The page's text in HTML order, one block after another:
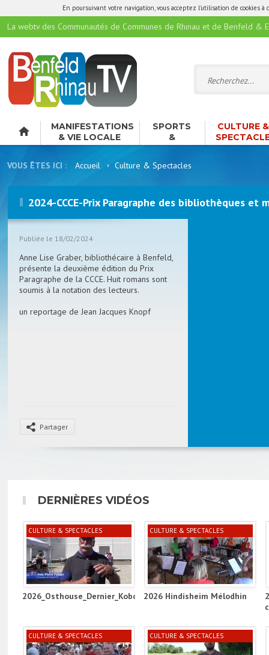
En poursuivant votre navigation, vous acceptez l'utilisation de cookies
La webtv des Communautés de Communes de Rhinau et de Benfeld &
MANIFESTATIONS
& VIE LOCALE
SPORTS
&
LOISIRS
CULTURE &
VOUS ÊTES ICI : Accueil Culture & Spectacles
2024-CCCE-Prix Paragraphe des bibliothèques et
Publiée le 18/02/2024
Anne Lise Graber, bibliothécaire à Benfeld,
présente la deuxième édition du Prix
Paragraphe de la CCCE. Huit romans sont
soumis à la notation des lecteurs.
un reportage de Jean Jacques Knopf
Partager
DERNIÈRES VIDÉOS
CULTURE & SPECTACLES
2026_Osthouse_Dernier_Kobold_Project_ill
CULTURE & SPECTACLES
2026 Hindisheim Mélodhin
CULTURE & SPECTACLES CULTURE & SPECTACLES